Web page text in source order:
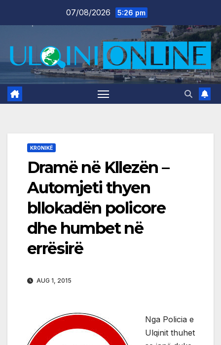
07/08/2026 5:26 pm
KRONIKË
Dramë në Kllezën –
Automjeti thyen
bllokadën policore
dhe humbet në
errësirë
AUG 1, 2015
Nga Policia e
Ulqinit thuhet